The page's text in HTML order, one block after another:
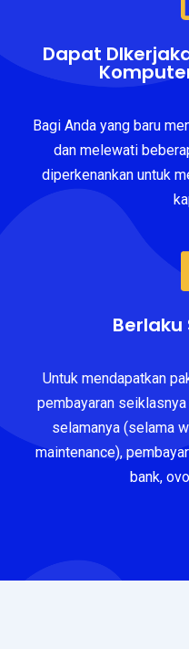
Dapat
Bagi Anda yang baru
dan melewati
diperkenankan untuk
Untuk mendapatkan
pembayaran
selamanya (selama
maintenance),
bank,